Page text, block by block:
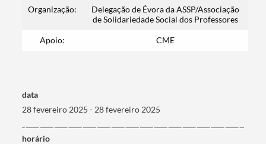
Organização:
Delegação de Évora da ASSP/Associação
de Solidariedade Social dos Professores
Apoio: CME
data
28 fevereiro 2025 - 28 fevereiro 2025
horário